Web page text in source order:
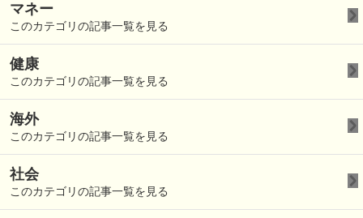
マネー
このカテゴリの記事一覧を見る
健康
このカテゴリの記事一覧を見る
海外
このカテゴリの記事一覧を見る
社会
このカテゴリの記事一覧を見る